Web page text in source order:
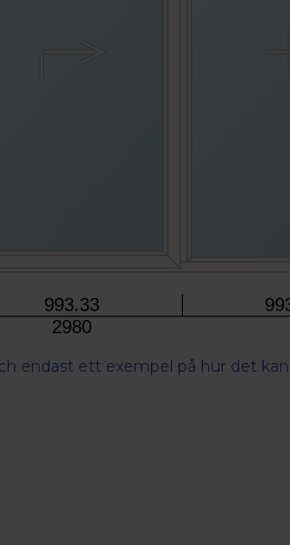
2980
993.33
endast ett exempel på hur det